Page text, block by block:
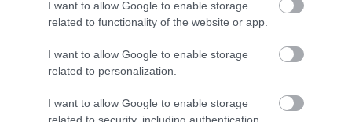
I want to allow Google to enable storage
related to functionality of the website or app.
I want to allow Google to enable storage
related to personalization.
I want to allow Google to enable storage
Ahogy arról korábban írtunk
, a D-vitamint sokan
kezelik, miközben a valóság árnyaltabb: nem
csupán a hiánya jelenthet kockázatot, de a
figyelmet arra, hogy nem minden esetben indokolt